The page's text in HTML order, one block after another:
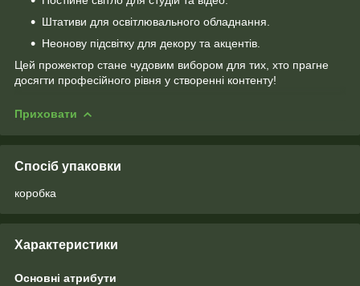
Штативи для освітлювального обладнання.
Неонову підсвітку для декору та акцентів.
Цей прожектор стане чудовим вибором для тих, хто прагне
досягти професійного рівня у створенні контенту!
Приховати
Спосіб упаковки
коробка
Характеристики
Основні атрибути